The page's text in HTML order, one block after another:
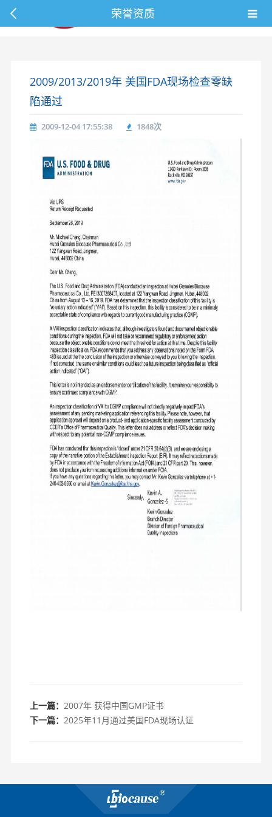
荣誉资质
2009/2013/2019年 美国FDA现场检查零缺
陷通过
2009-12-04 17:55:38 1848次
上一篇： 2007年 获得中国GMP证书
下一篇： 2025年11月通过美国FDA现场认证